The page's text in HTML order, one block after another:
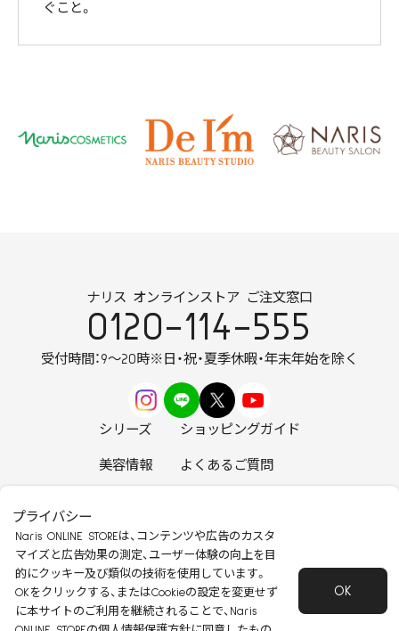
ぐこと。
ナリス オンラインストア ご注文窓口
0120-114-555
受付時間：9～20時※日・祝・夏季休暇・年末年始を除く
シリーズ ショッピングガイド
美容情報 よくあるご質問
安心して安全にご使用いただくために
特定商取引法に基づく表記
会社概要
プライバシー
Naris ONLINE STOREは、コンテンツや広告のカスタ
マイズと広告効果の測定、ユーザー体験の向上を目
的にクッキー及び類似の技術を使用しています。
OKをクリックする、またはCookieの設定を変更せず
に本サイトのご利用を継続されることで、Naris
OK